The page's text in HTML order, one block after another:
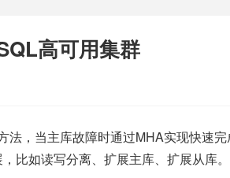
高可用集群
法，当主库故障时通过MHA实现快速
比如读写分离、扩展主库、扩展从库。